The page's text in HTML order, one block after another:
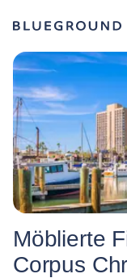
Möblierte
Corpus